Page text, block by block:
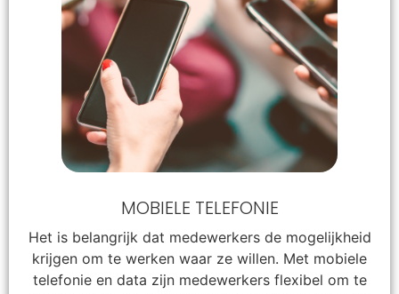
MOBIELE TELEFONIE
Het is belangrijk dat medewerkers de mogelijkheid
krijgen om te werken waar ze willen. Met mobiele
telefonie en data zijn medewerkers flexibel om te